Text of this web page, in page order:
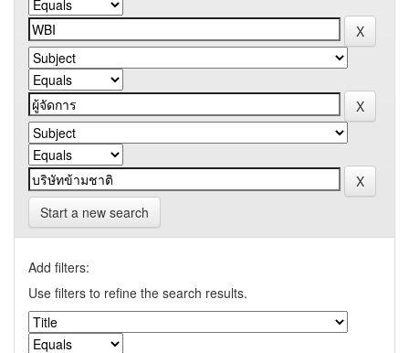
Start a new search
Add filters:
Use filters to refine the search results.